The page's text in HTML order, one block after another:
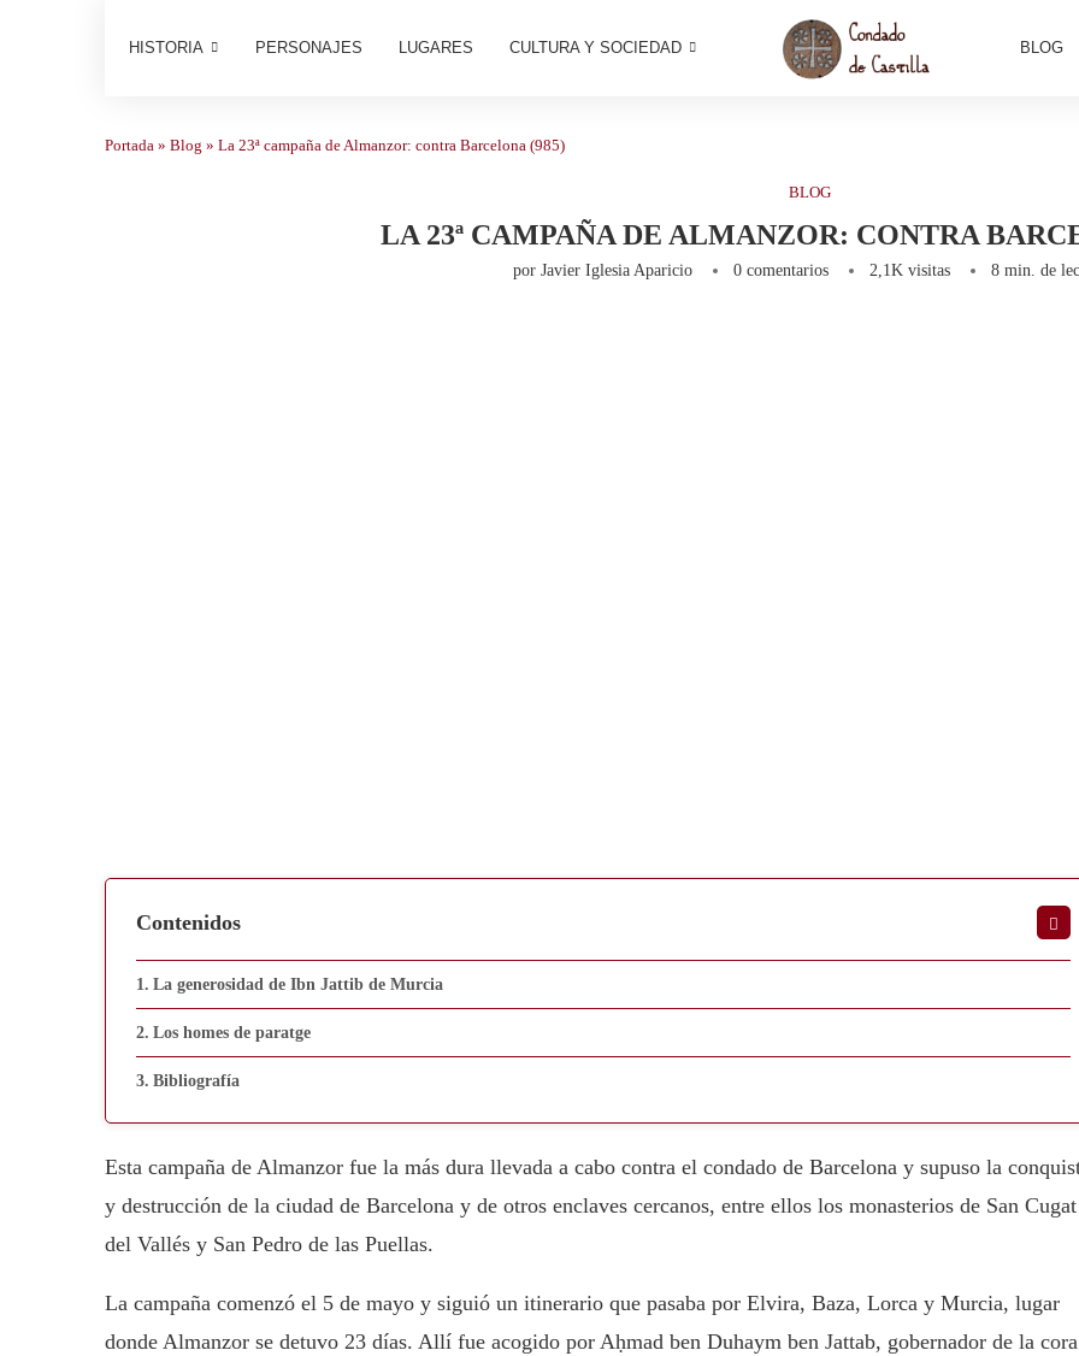
HISTORIA PERSONAJES LUGARES CULTURA Y SOCIEDAD BLOG
Portada » Blog » La 23ª campaña de Almanzor: contra Barcelona (985)
BLOG
LA 23ª CAMPAÑA DE ALMANZOR: CONTRA
por Javier Iglesia Aparicio 0 comentarios 2,1Kvisitas 8 min. de
Contenidos
La generosidad de Ibn Jattib de Murcia
Los homes de paratge
Bibliografía
Esta campaña de Almanzor fue la más dura llevada a cabo contra el condado de Barcelona y supuso la
y destrucción de la ciudad de Barcelona y de otros enclaves cercanos, entre ellos los monasterios de San Cugat
del Vallés y San Pedro de las Puellas.
La campaña comenzó el 5 de mayo y siguió un itinerario que pasaba por Elvira, Baza, Lorca y Murcia, lugar
donde Almanzor se detuvo 23 días. Allí fue acogido por Aḥmad ben Duhaym ben Jattab, gobernador de la cora